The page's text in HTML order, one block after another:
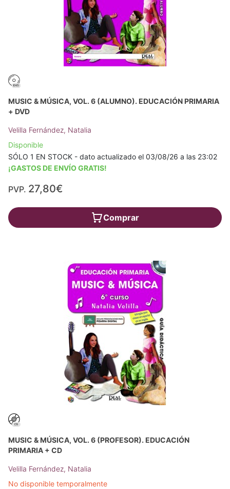
MUSIC & MÚSICA, VOL. 6 (ALUMNO). EDUCACIÓN PRIMARIA
+ DVD
Velilla Fernández, Natalia
Disponible
SÓLO 1 EN STOCK - dato actualizado el 03/08/26 a las 23:02
¡GASTOS DE ENVÍO GRATIS!
PVP. 27,80€
Comprar
MUSIC & MÚSICA, VOL. 6 (PROFESOR). EDUCACIÓN
PRIMARIA + CD
Velilla Fernández, Natalia
No disponible temporalmente